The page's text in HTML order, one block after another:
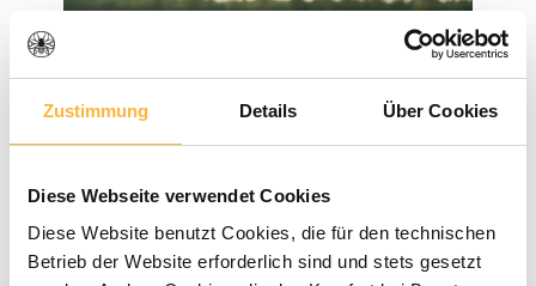
Zustimmung Details Über Cookies
Diese Webseite verwendet Cookies
Diese Website benutzt Cookies, die für den technischen
Betrieb der Website erforderlich sind und stets gesetzt